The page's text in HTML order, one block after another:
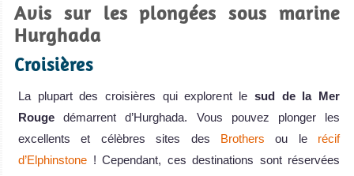
Avis sur les plongées sous marine
Hurghada
Croisières
La plupart des croisières qui explorent le sud de la Mer
Rouge démarrent d’Hurghada. Vous pouvez plonger les
excellents et célèbres sites des Brothers ou le récif
d’Elphinstone ! Cependant, ces destinations sont réservées